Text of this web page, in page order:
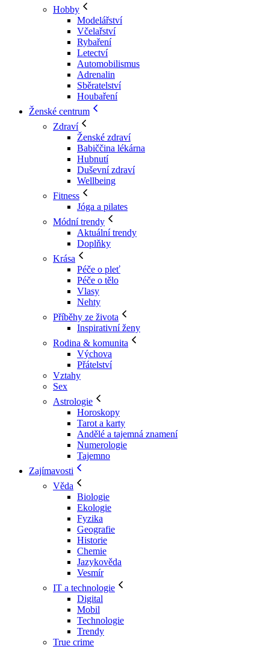
Hobby
Modelářství
Včelařství
Rybaření
Letectví
Automobilismus
Adrenalin
Sběratelství
Houbaření
Ženské centrum
Zdraví
Ženské zdraví
Babiččina lékárna
Hubnutí
Duševní zdraví
Wellbeing
Fitness
Jóga a pilates
Módní trendy
Aktuální trendy
Doplňky
Krása
Péče o pleť
Péče o tělo
Vlasy
Nehty
Příběhy ze života
Inspirativní ženy
Rodina & komunita
Výchova
Přátelství
Vztahy
Sex
Astrologie
Horoskopy
Tarot a karty
Andělé a tajemná znamení
Numerologie
Tajemno
Zajímavosti
Věda
Biologie
Ekologie
Fyzika
Geografie
Historie
Chemie
Jazykověda
Vesmír
IT a technologie
Digital
Mobil
Technologie
Trendy
True crime